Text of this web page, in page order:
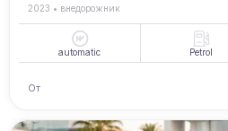
2023 • внедорожник
automatic Petrol
От